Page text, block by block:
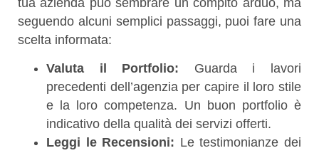
seguendo alcuni semplici passaggi, puoi fare una
scelta informata:
Valuta il Portfolio: Guarda i lavori
precedenti dell’agenzia per capire il loro stile
e la loro competenza. Un buon portfolio è
indicativo della qualità dei servizi offerti.
Leggi le Recensioni: Le testimonianze dei